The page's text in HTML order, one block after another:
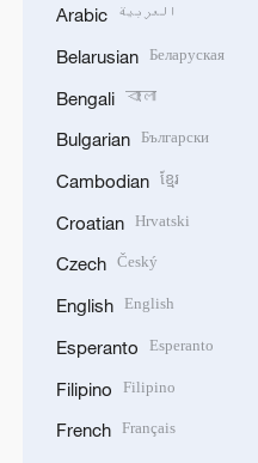
Arabic العربية
Belarusian Беларуская
Bengali বাংলা
Bulgarian Български
Cambodian ខ្មែរ
Croatian Hrvatski
Czech Český
English English
Esperanto Esperanto
Filipino Filipino
French Français